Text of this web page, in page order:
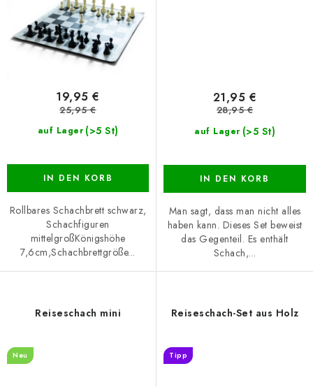
auf Lager (>5 St)
19,95 €
25,95 €
IN DEN KORB
Rollbares Schachbrett schwarz,
Schachfiguren
mittelgroßKönigshöhe
7,6cm,Schachbrettgröße...
auf Lager (>5 St)
21,95 €
28,95 €
IN DEN KORB
Man sagt, dass man nicht alles
haben kann. Dieses Set beweist
das Gegenteil. Es enthält
Schach,...
Reiseschach mini
Neu
Reiseschach-Set aus Holz
Tipp